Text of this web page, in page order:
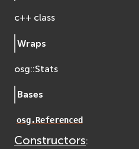
EVosgText
EVosgViewer
osgDB
osgGA
c++ class
Wraps
osg::Stats
Bases
osg.Referenced
Constructors: